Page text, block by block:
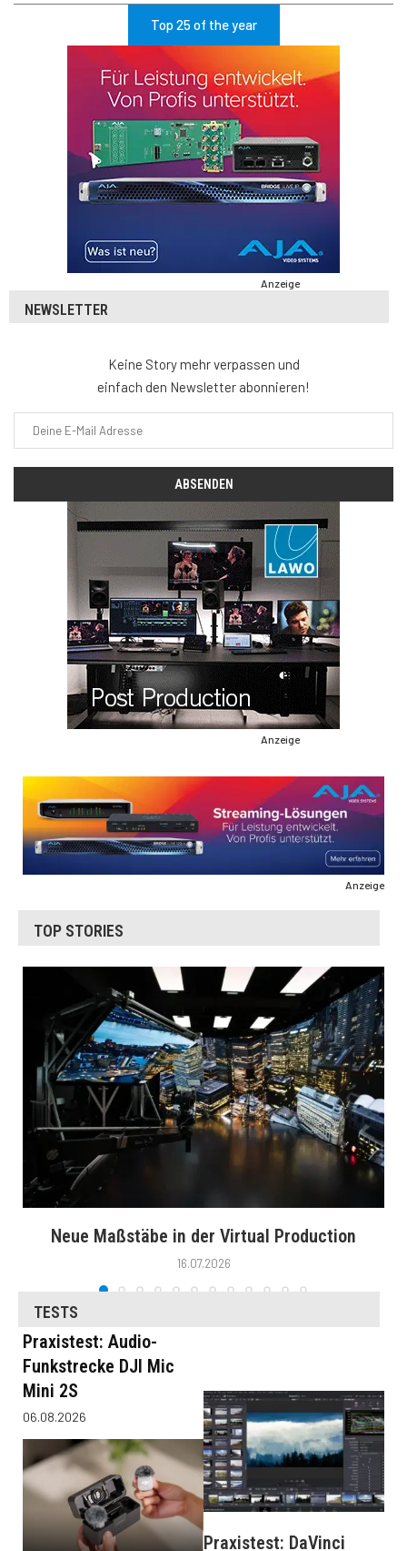
Top 25 of the year
Anzeige
NEWSLETTER
Keine Story mehr verpassen und
einfach den Newsletter abonnieren!
Anzeige
Anzeige
TOP STORIES
Neue Maßstäbe in der Virtual Production
16.07.2026
TESTS
Praxistest: Audio-
Funkstrecke DJI Mic
Mini 2S
06.08.2026
Praxistest: DaVinci